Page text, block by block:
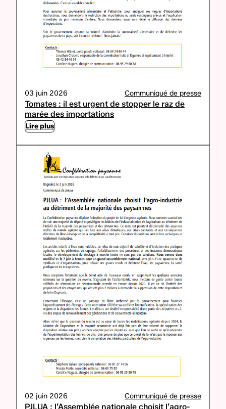
03 juin 2026 Communiqué de presse
Tomates : il est urgent de stopper le raz de
marée des importations
Lire plus
02 juin 2026 Communiqué de presse
PJLUA : l’Assemblée nationale choisit l’agro-